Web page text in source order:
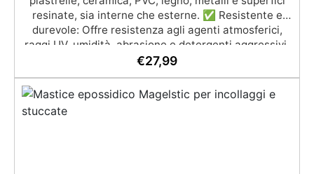
la quantità consigliata. Sparta Top: Consumo
consigliato: 0,2 kg/m². Si prega di rispettare questa
indicazione, poiché la quantità del prodotto è
calcolata in base a questo consumo. ​
resinate, sia interne che esterne. ✅ Resistente e
durevole: Offre resistenza agli agenti atmosferici,
raggi UV, umidità, abrasione e detergenti aggressivi.
✅ Finitura satinata ed estetica elegante: Disponibile
traspirante e resistente. ✅ Facile applicazione e
manutenzione: Monocomponente, si applica
facilmente e garantisce una pulizia semplice e
€27,99